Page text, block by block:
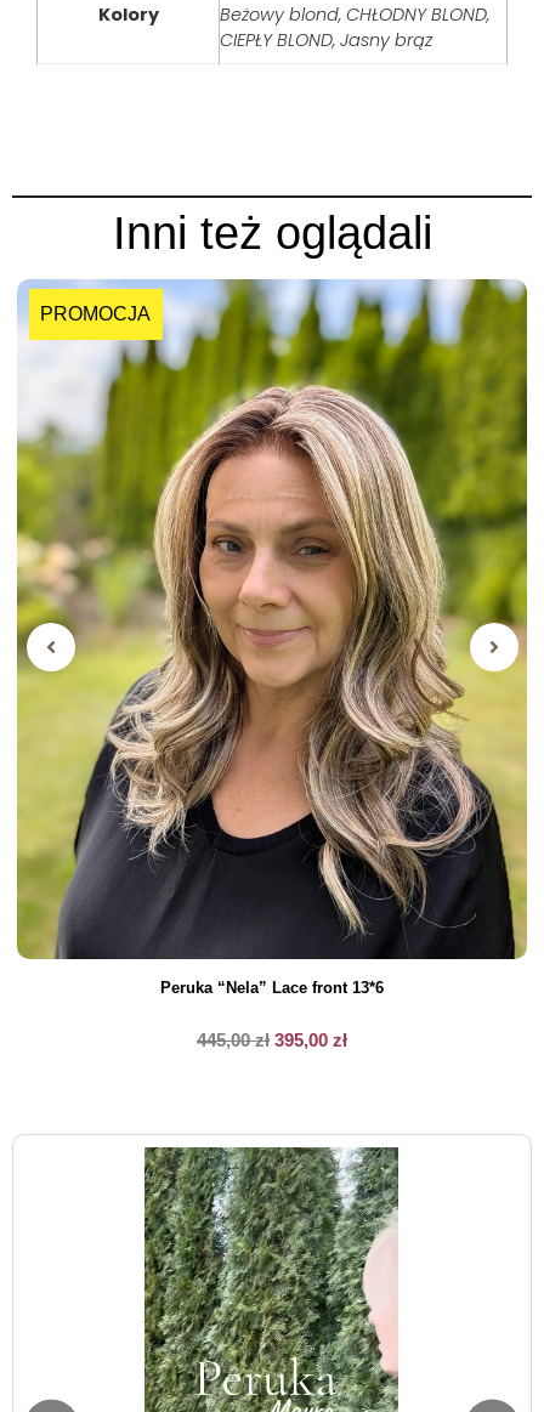
Kolory
Beżowy blond, CHŁODNY BLOND,
CIEPŁY BLOND, Jasny brąz
Inni też oglądali
PROMOCJA
Peruka “Nela” Lace front 13*6
445,00zł 395,00 zł